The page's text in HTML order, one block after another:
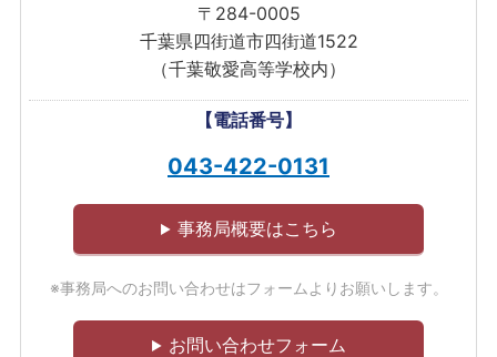
〒284-0005
千葉県四街道市四街道1522
（千葉敬愛高等学校内）
【電話番号】
043-422-0131
事務局概要はこちら
※事務局へのお問い合わせはフォームよりお願いします。
お問い合わせフォーム